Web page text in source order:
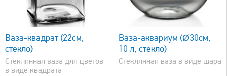
Ваза-квадрат (22см,
стекло)
Стеклянная ваза для цветов
в виде квадрата
быстрый просмотр
Ваза-аквариум (Ø30см,
10 л, стекло)
Стеклянная ваза в виде шара